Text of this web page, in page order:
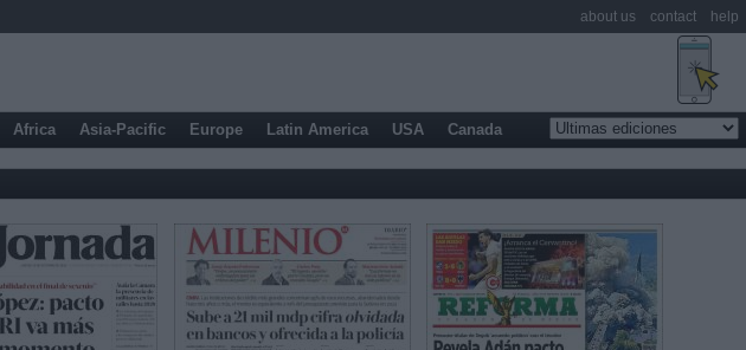
Africa Asia-Pacific Europe Latin America USA Canada
about us contact help